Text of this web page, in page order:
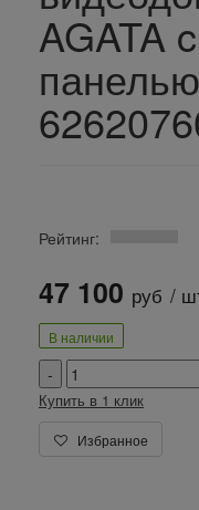
AGATA
Рейтинг:
47 100 руб /
В наличии
Купить в 1 клик
Избранное